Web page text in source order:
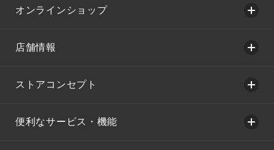
オンラインショップ
店舗情報
ストアコンセプト
便利なサービス・機能